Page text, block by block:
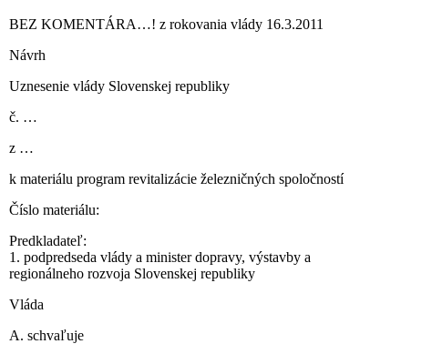
BEZ KOMENTÁRA…! z rokovania vlády 16.3.2011
Návrh
Uznesenie vlády Slovenskej republiky
č. …
z …
k materiálu program revitalizácie železničných spoločností
Číslo materiálu:
Predkladateľ:
1. podpredseda vlády a minister dopravy, výstavby a
regionálneho rozvoja Slovenskej republiky
Vláda
A. schvaľuje